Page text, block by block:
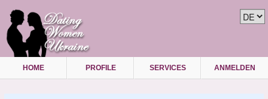
HOME PROFILE SERVICES ANMELDEN